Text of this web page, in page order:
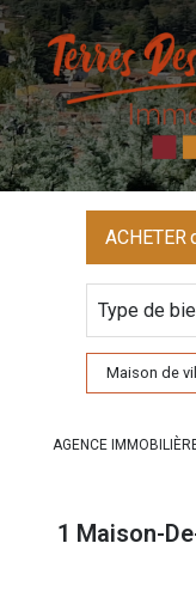
ACHETER
De
Type de
Maison de
AGENCE
1 Maison-